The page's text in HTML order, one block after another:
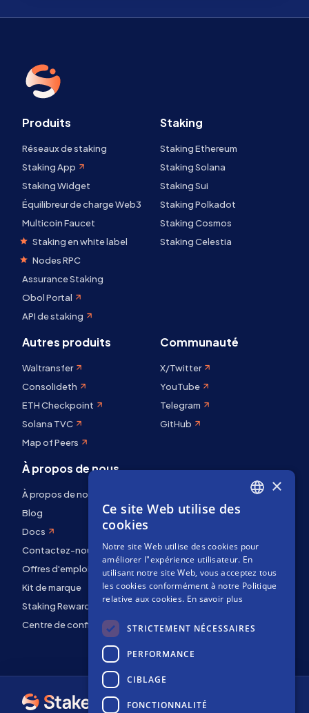
Produits
Réseaux de staking
Staking App
Staking Widget
Équilibreur de charge Web3
Multicoin Faucet
Staking en white label
Nodes RPC
Assurance Staking
Obol Portal
API de staking
Staking
Staking Ethereum
Staking Solana
Staking Sui
Staking Polkadot
Staking Cosmos
Staking Celestia
Autres produits
Waltransfer
Consolideth
ETH Checkpoint
Solana TVC
Map of Peers
Communauté
X/Twitter
YouTube
Telegram
GitHub
À propos de nous
À propos de nous
Blog
Docs
Contactez-nous
Offres d'emploi
Kit de marque
Staking Rewards
Centre de confidentialité
FRENCH
×
Ce site Web utilise des
cookies
Notre site Web utilise des cookies pour
améliorer l"expérience utilisateur. En
utilisant notre site Web, vous acceptez tous
les cookies conformément à notre Politique
relative aux cookies. En savoir plus
STRICTEMENT NÉCESSAIRES
PERFORMANCE
CIBLAGE
FONCTIONNALITÉ